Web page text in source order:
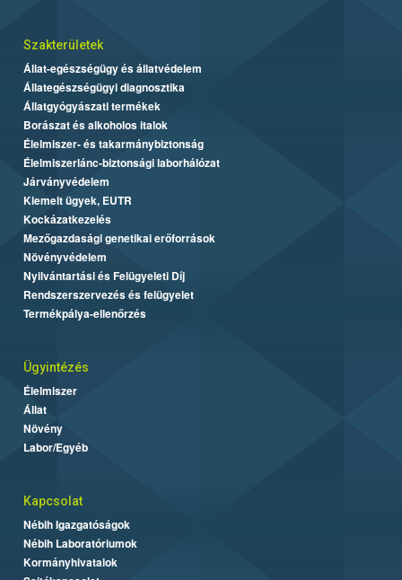
Szakterületek
Állat-egészségügy és állatvédelem
Állategészségügyi diagnosztika
Állatgyógyászati termékek
Borászat és alkoholos italok
Élelmiszer- és takarmánybiztonság
Élelmiszerlánc-biztonsági laborhálózat
Járványvédelem
Kiemelt ügyek, EUTR
Kockázatkezelés
Mezőgazdasági genetikai erőforrások
Növényvédelem
Nyilvántartási és Felügyeleti Díj
Rendszerszervezés és felügyelet
Termékpálya-ellenőrzés
Ügyintézés
Élelmiszer
Állat
Növény
Labor/Egyéb
Kapcsolat
Nébih Igazgatóságok
Nébih Laboratóriumok
Kormányhivatalok